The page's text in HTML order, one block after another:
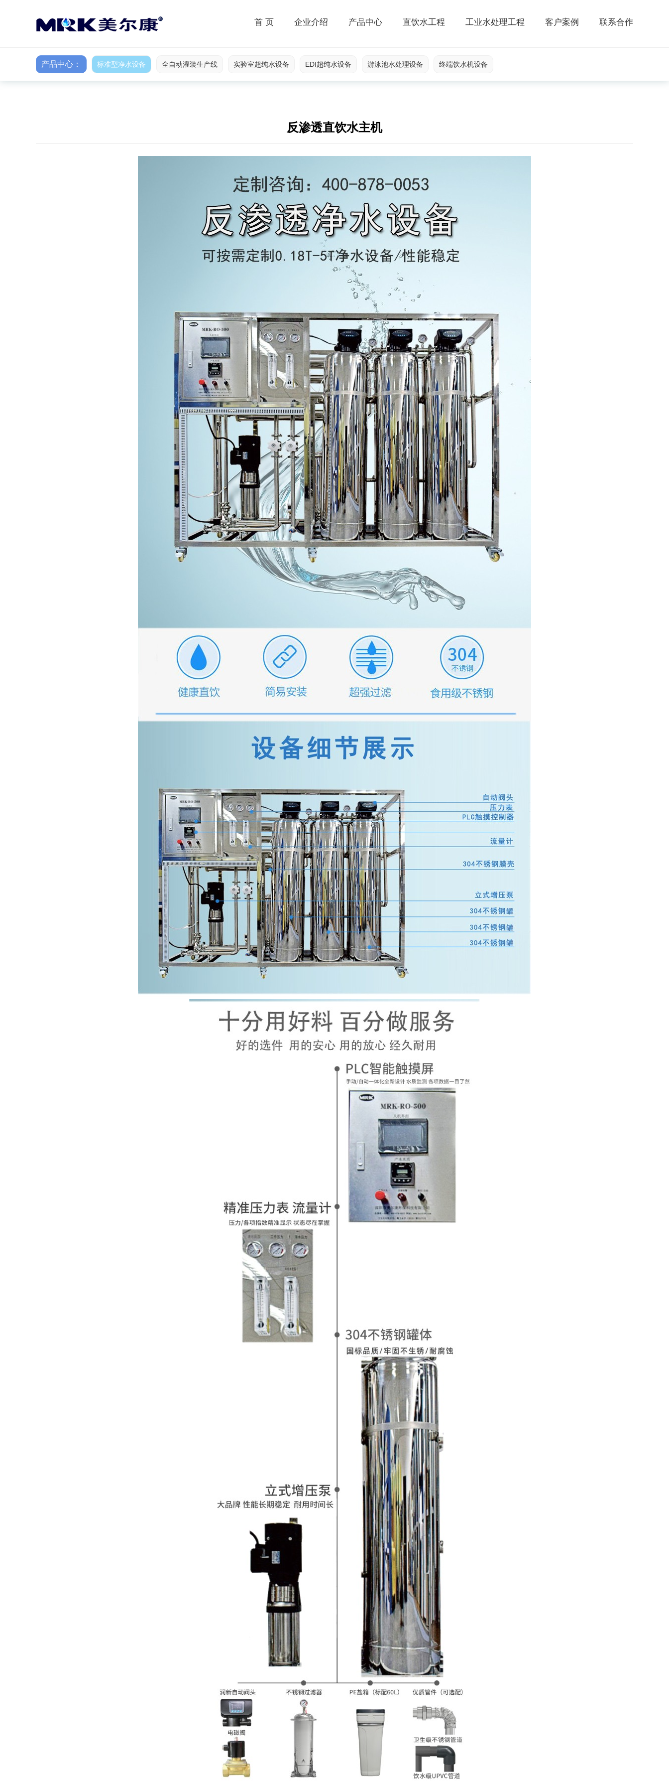
首 页 企业介绍 产品中心 直饮水工程 工业水处理工程 客户案例 联系合作
产品中心： 标准型净水设备 全自动灌装生产线 实验室超纯水设备 EDI超纯水设备 游泳池水处理设备 终端饮水机设备
反渗透直饮水主机